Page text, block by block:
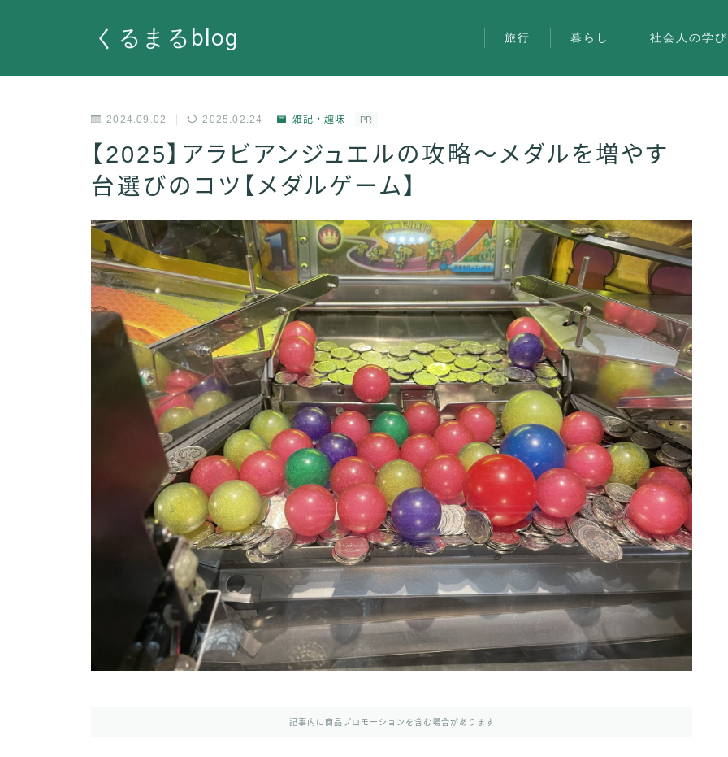
くるまるblog 旅行 暮らし 社会人の学び
旅行
社会人の学び
雑記
お問い合わせ
2024.09.02 2025.02.24 雑記・趣味 PR
【2025】アラビアンジュエルの攻略～メダルを増やす
台選びのコツ【メダルゲーム】
記事内に商品プロモーションを含む場合があります